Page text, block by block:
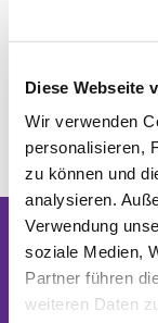
Diese Webseite
Wir verwenden
personalisieren,
zu können und
analysieren.
Verwendung
soziale Medien,
Partner führen
weiteren Daten
Dies